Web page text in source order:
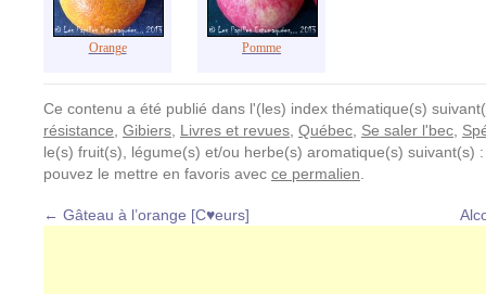
Orange Pomme
Ce contenu a été publié dans l'(les) index thématique(s)
résistance Gibiers Livres et revues Québec Se saler l'bec
le(s) fruit(s), légume(s) et/ou herbe(s) aromatique(s) suivant(s) :
pouvez le mettre en favoris avec ce permalien
← Gâteau à l’orange [C♥eurs]